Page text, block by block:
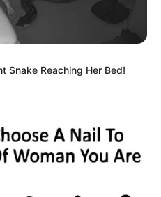
con hermosos vestidos,
pero, ¿Dónde dejó a Daniel
Arenas?
quiere ni mencionar al
'susodicho' Daniel Arenas
Snake Reaching Her Bed!